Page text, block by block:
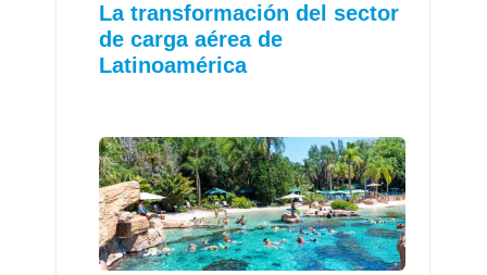
La transformación del sector
de carga aérea de
Latinoamérica